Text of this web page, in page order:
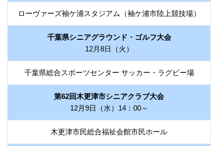
ローヴァーズ袖ケ浦スタジアム（袖ケ浦市陸上競技場）
千葉県シニアグラウンド・ゴルフ大会
12月8日（火）
千葉県総合スポーツセンター サッカー・ラグビー場
第62回木更津市シニアクラブ大会
12月9日（水）14：00～
木更津市民総合福祉会館市民ホール